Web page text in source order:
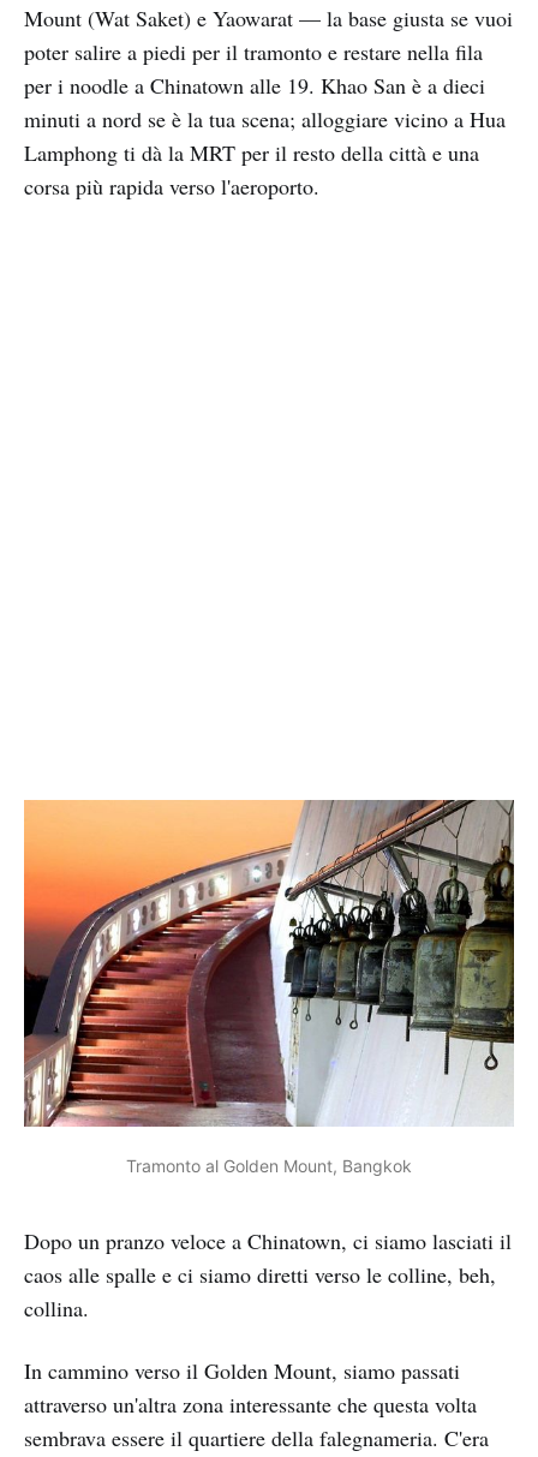
Mount (Wat Saket) e Yaowarat — la base giusta se vuoi
poter salire a piedi per il tramonto e restare nella fila
per i noodle a Chinatown alle 19. Khao San è a dieci
minuti a nord se è la tua scena; alloggiare vicino a Hua
Lamphong ti dà la MRT per il resto della città e una
corsa più rapida verso l'aeroporto.
Tramonto al Golden Mount, Bangkok
Dopo un pranzo veloce a Chinatown, ci siamo lasciati il
caos alle spalle e ci siamo diretti verso le colline, beh,
collina.
In cammino verso il Golden Mount, siamo passati
attraverso un'altra zona interessante che questa volta
sembrava essere il quartiere della falegnameria. C'era